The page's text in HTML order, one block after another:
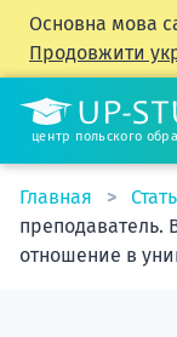
Основна мова
Продовжити
центр польского
Главная
преподаватель.
отношение в